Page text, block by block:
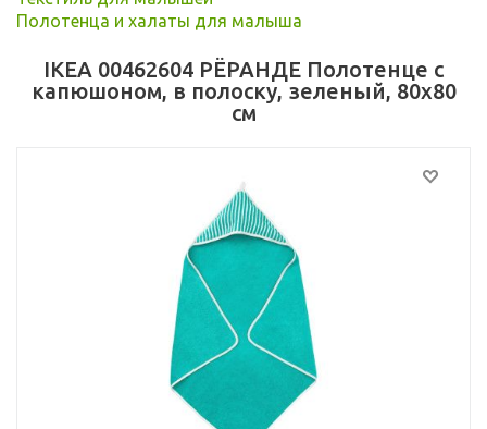
Полотенца и халаты для малыша
IKEA 00462604 РЁРАНДЕ Полотенце с
капюшоном, в полоску, зеленый, 80x80
см